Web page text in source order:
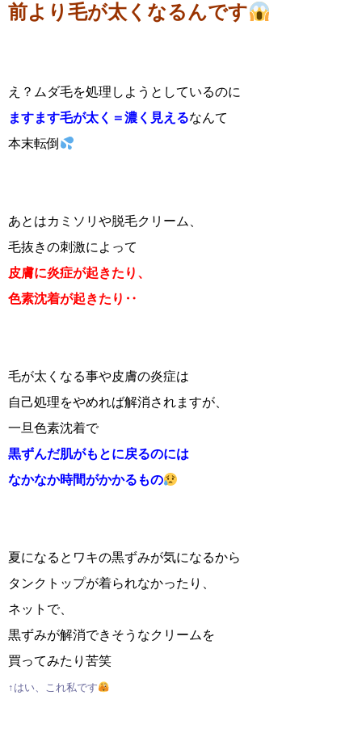
前より毛が太くなるんです
え？ムダ毛を処理しようとしているのに
ますます毛が太く＝濃く見えるなんて
本末転倒
あとはカミソリや脱毛クリーム、
毛抜きの刺激によって
皮膚に炎症が起きたり、
色素沈着が起きたり‥
毛が太くなる事や皮膚の炎症は
自己処理をやめれば解消されますが、
一旦色素沈着で
黒ずんだ肌がもとに戻るのには
なかなか時間がかかるもの
夏になるとワキの黒ずみが気になるから
タンクトップが着られなかったり、
ネットで、
黒ずみが解消できそうなクリームを
買ってみたり苦笑
↑はい、これ私です